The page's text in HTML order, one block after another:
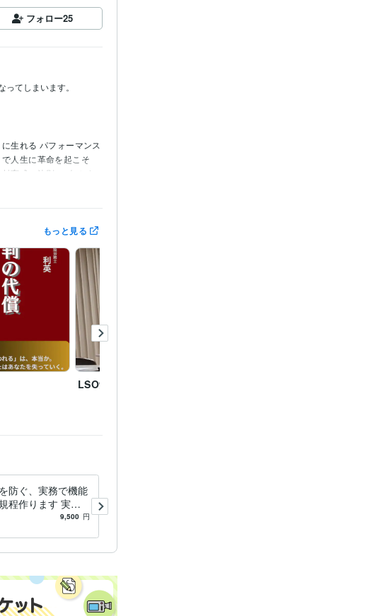
フォロー25
てしまいます。
に生れる パフォーマンス
人生に革命を起こそ
育成に決別。
無から
もっと見る
LSO労務管理事務所
防ぐ、実務で機能
程作ります 実務
内規程整備サポー
9,500 円